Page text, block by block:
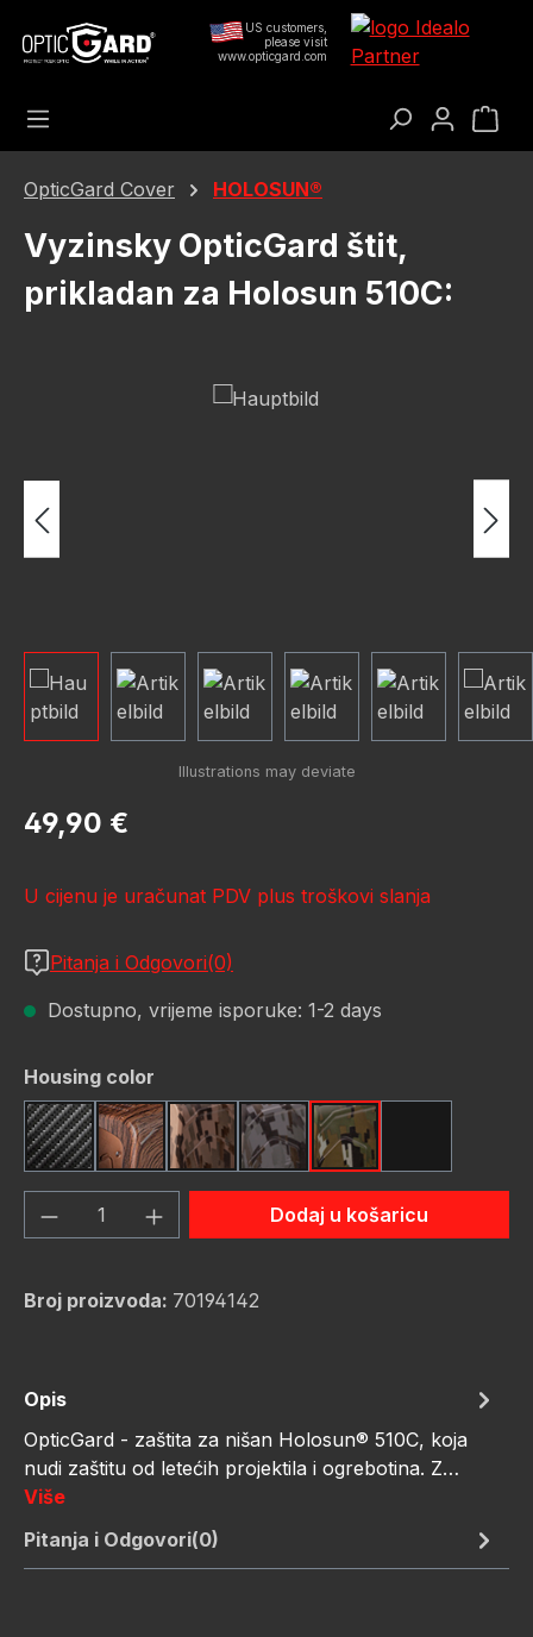
Preskoči na glavni sadržaj US customers,
please visit
www.opticgard.com
OpticGard Cover HOLOSUN®
Vyzinsky OpticGard štit,
prikladan za Holosun 510C:
Preskoči galeriju slika
Redovna cijena:
49,90 €
U cijenu je uračunat PDV plus troškovi slanja
Pitanja i Odgovori(0)
Dostupno, vrijeme isporuke: 1-2 days
Odaberi
Housing color
Carbon FiberDark WoodFDE CamoGunmetal CamoOD Green Camo
Količina proizvoda: Unesite željenu
Dodaj u košaricu
Broj proizvoda: 70194142
Opis
OpticGard - zaštita za nišan Holosun® 510C, koja
nudi zaštitu od letećih projektila i ogrebotina. Z…
Više
Pitanja i Odgovori(0)